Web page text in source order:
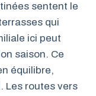
sentent le
qui
ici peut
saison. Ce
équilibre,
Les routes vers